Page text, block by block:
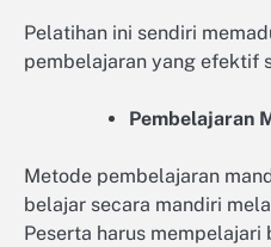
Pelatihan ini sendiri
pembelajaran yang efektif
Pembelajaran
Metode pembelajaran
belajar secara mandiri
Peserta harus